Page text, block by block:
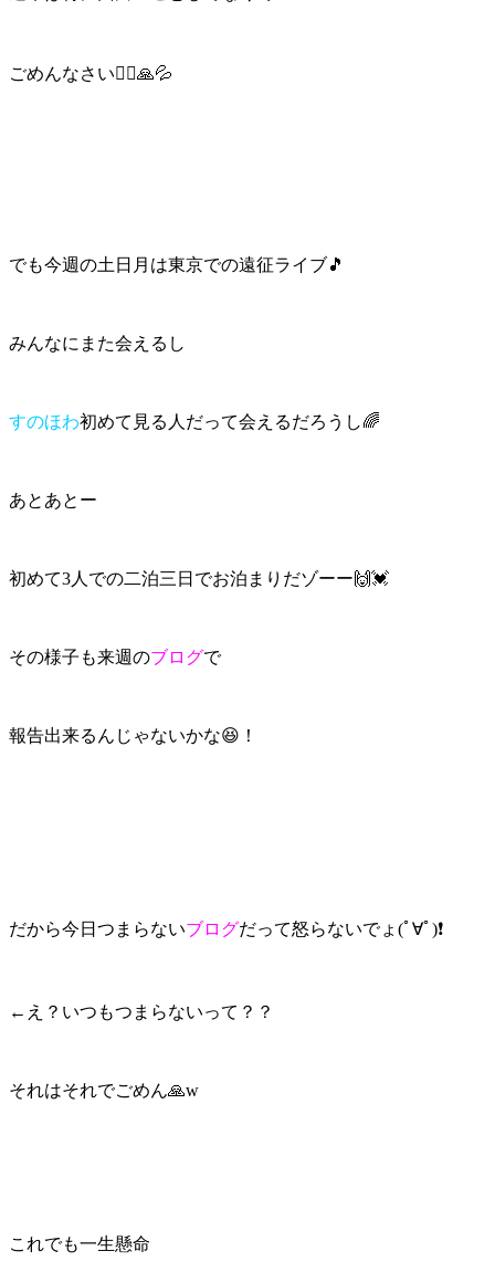
ごめんなさい🙇‍♀️🙏💦
でも今週の土日月は東京での遠征ライブ🎵
みんなにまた会えるし
すのほわ初めて見る人だって会えるだろうし🌈
あとあとー
初めて3人での二泊三日でお泊まりだゾーー🙌💓
その様子も来週のブログで
報告出来るんじゃないかな😆！
だから今日つまらないブログだって怒らないでょ(ﾟ∀ﾟ)❗
←え？いつもつまらないって？？
それはそれでごめん🙏w
これでも一生懸命